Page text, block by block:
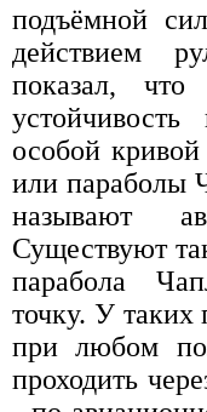
подъёмной
действием
показал,
особой
или параболы
называют
Существуют
парабола
точку. У таких
при любом
проходить